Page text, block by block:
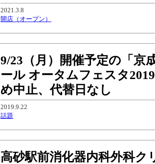
2021.3.8
開店（オープン）
9/23（月）開催予定の「京
ール オータムフェスタ
め中止、代替日なし
2019.9.22
話題
高砂駅前消化器内科外科ク